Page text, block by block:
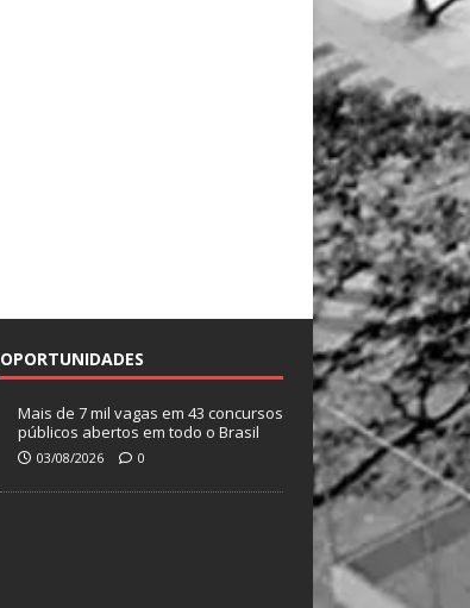
OPORTUNIDADES
Mais de 7 mil vagas em 43 concursos
públicos abertos em todo o Brasil
03/08/2026 0